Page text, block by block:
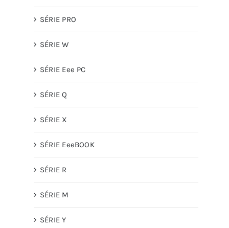
SÉRIE PRO
SÉRIE W
SÉRIE Eee PC
SÉRIE Q
SÉRIE X
SÉRIE EeeBOOK
SÉRIE R
SÉRIE M
SÉRIE Y